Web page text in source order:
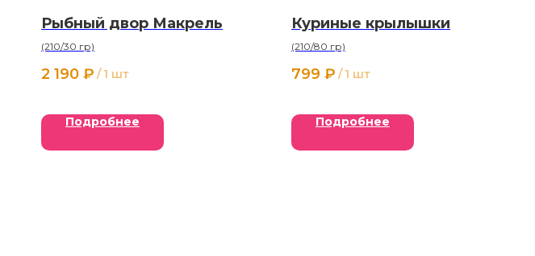
Рыбный двор Макрель
(210/30 гр)
2 190 ₽ / 1 шт
Подробнее
Куриные крылышки
(210/80 гр)
799 ₽ / 1 шт
Подробнее